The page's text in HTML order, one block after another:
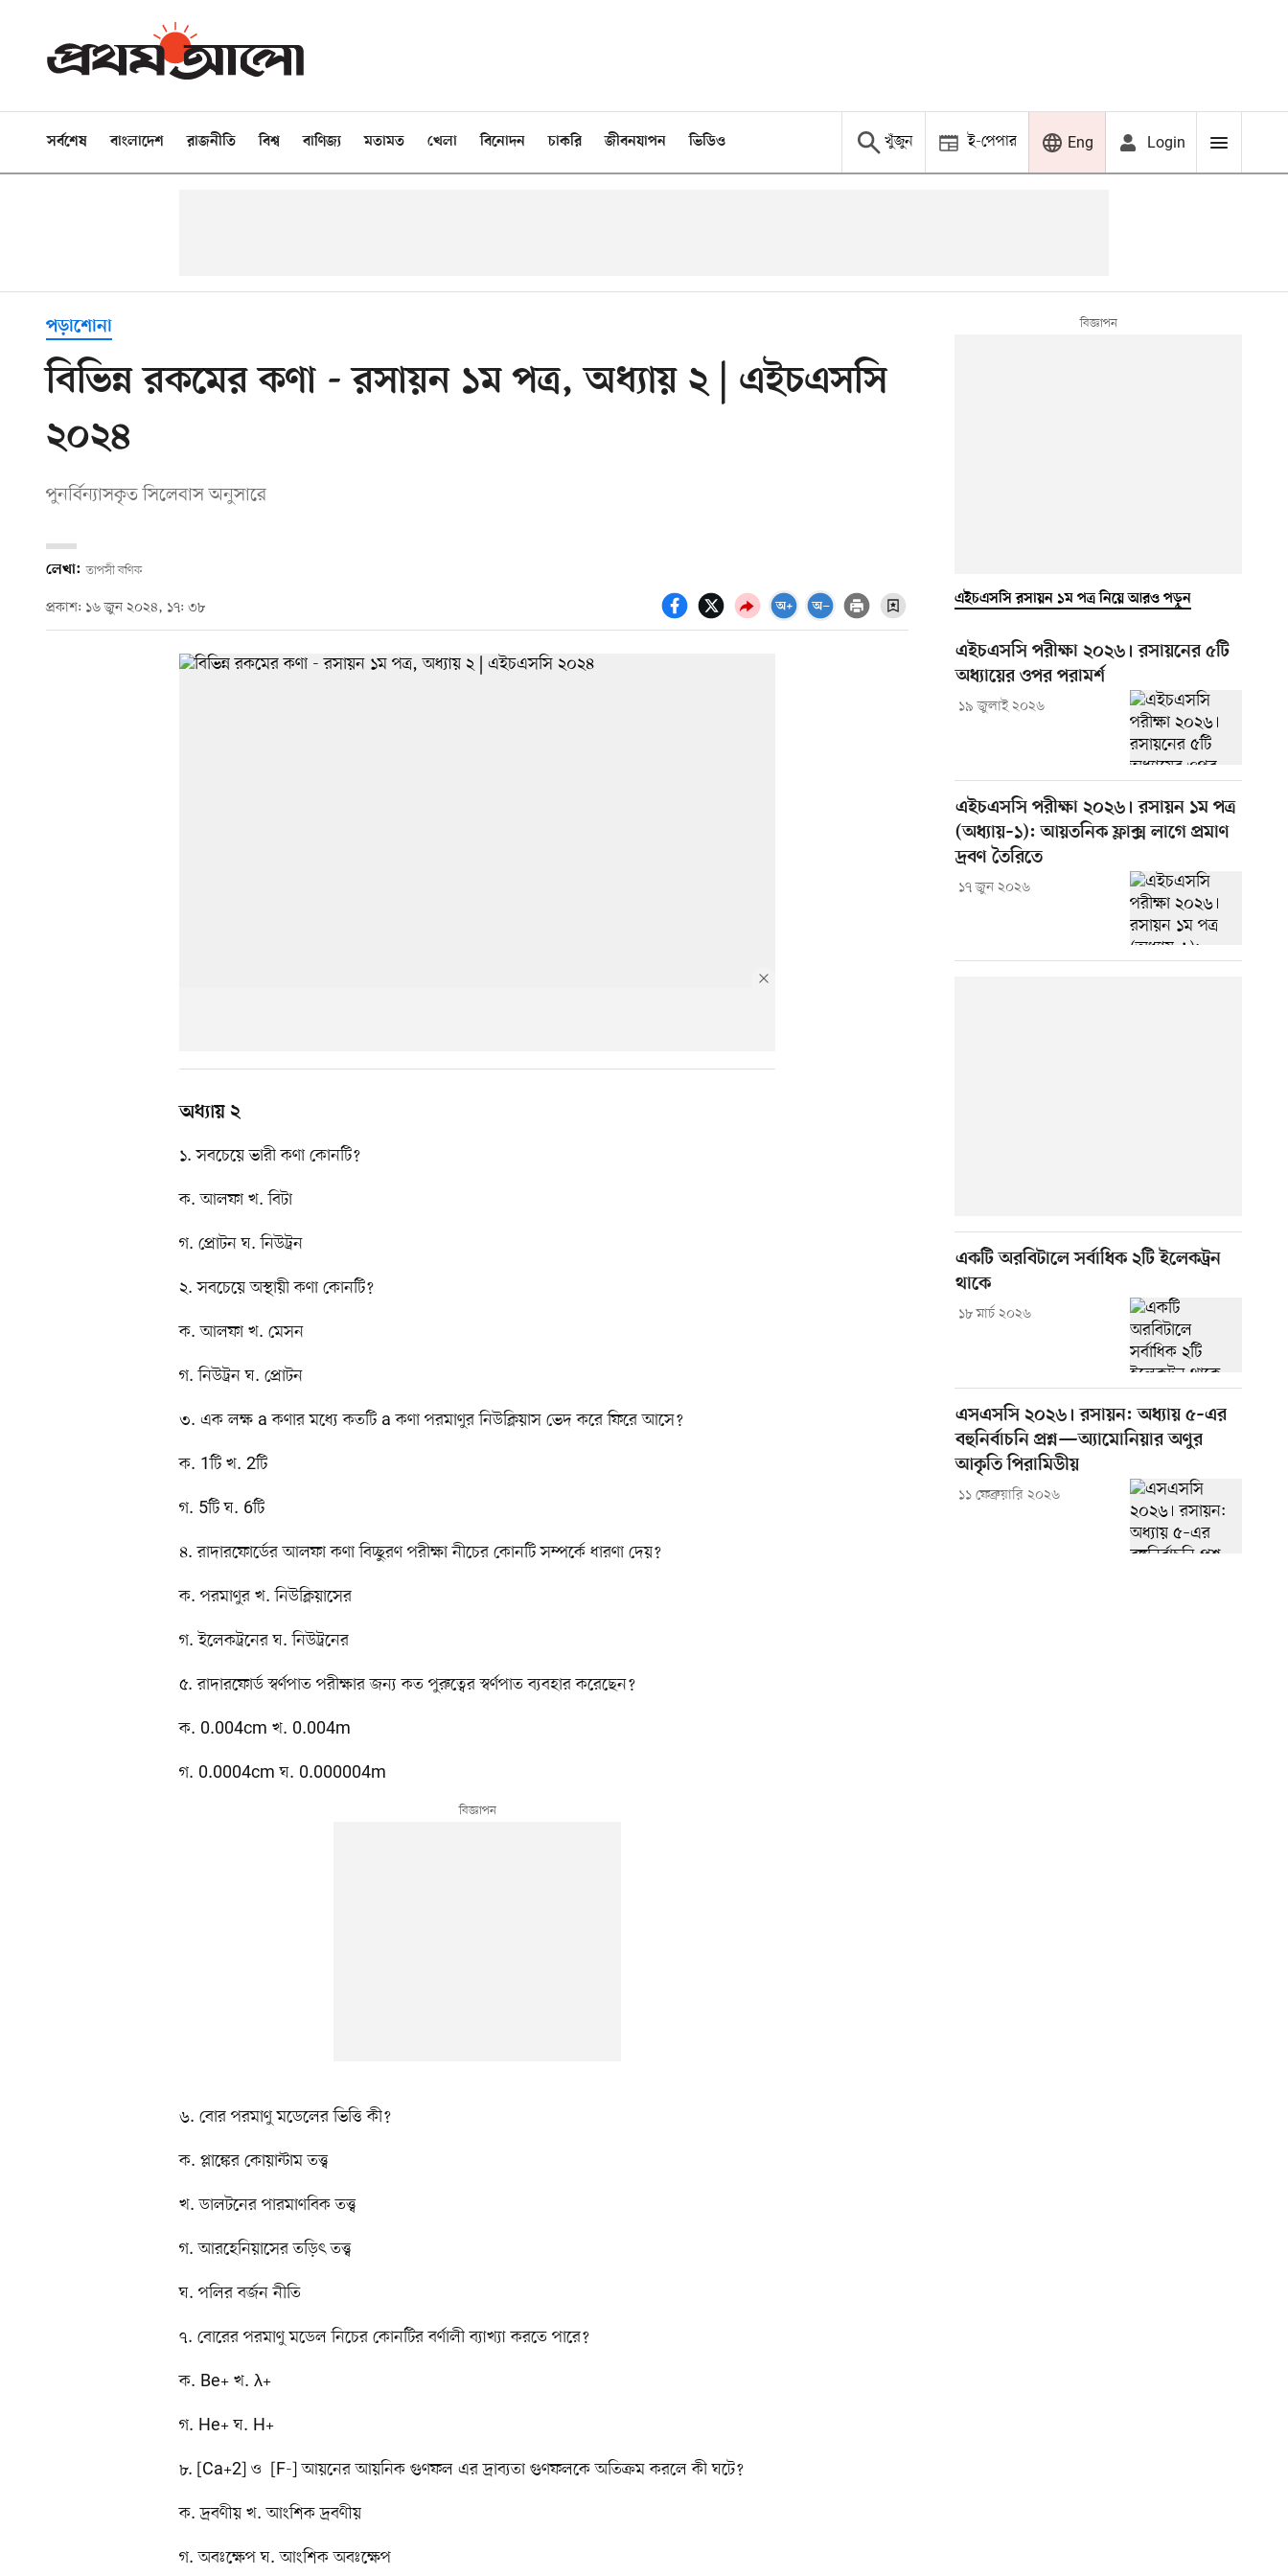
সর্বশেষ বাংলাদেশ রাজনীতি বিশ্ব বাণিজ্য মতামত খেলা বিনোদন চাকরি জীবনযাপন ভিডিও খুঁজুন ই-পেপার Eng Login
পড়াশোনা
বিভিন্ন রকমের কণা - রসায়ন ১ম পত্র, অধ্যায় ২ | এইচএসসি
২০২৪
পুনর্বিন্যাসকৃত সিলেবাস অনুসারে
লেখা: তাপসী বণিক
প্রকাশ: ১৬ জুন ২০২৪, ১৭: ৩৮
অধ্যায় ২
১. সবচেয়ে ভারী কণা কোনটি?
ক. আলফা খ. বিটা
গ. প্রোটন ঘ. নিউট্রন
২. সবচেয়ে অস্থায়ী কণা কোনটি?
ক. আলফা খ. মেসন
গ. নিউট্রন ঘ. প্রোটন
৩. এক লক্ষ a কণার মধ্যে কতটি a কণা পরমাণুর নিউক্লিয়াস ভেদ করে ফিরে আসে?
ক. 1টি খ. 2টি
গ. 5টি ঘ. 6টি
৪. রাদারফোর্ডের আলফা কণা বিচ্ছুরণ পরীক্ষা নীচের কোনটি সম্পর্কে ধারণা দেয়?
ক. পরমাণুর খ. নিউক্লিয়াসের
গ. ইলেকট্রনের ঘ. নিউট্রনের
৫. রাদারফোর্ড স্বর্ণপাত পরীক্ষার জন্য কত পুরুত্বের স্বর্ণপাত ব্যবহার করেছেন?
ক. 0.004cm খ. 0.004m
গ. 0.0004cm ঘ. 0.000004m
৬. বোর পরমাণু মডেলের ভিত্তি কী?
ক. প্লাঙ্কের কোয়ান্টাম তত্ত্ব
খ. ডালটনের পারমাণবিক তত্ত্ব
গ. আরহেনিয়াসের তড়িৎ তত্ত্ব
ঘ. পলির বর্জন নীতি
৭. বোরের পরমাণু মডেল নিচের কোনটির বর্ণালী ব্যাখ্যা করতে পারে?
ক. Be+ খ. λ+
গ. He+ ঘ. H+
৮. [Ca+2] ও [F-] আয়নের আয়নিক গুণফল এর দ্রাব্যতা গুণফলকে অতিক্রম করলে কী ঘটে?
ক. দ্রবণীয় খ. আংশিক দ্রবণীয়
গ. অবঃক্ষেপ ঘ. আংশিক অবঃক্ষেপ
এইচএসসি রসায়ন ১ম পত্র নিয়ে আরও পড়ুন
এইচএসসি পরীক্ষা ২০২৬। রসায়নের ৫টি
অধ্যায়ের ওপর পরামর্শ
১৯ জুলাই ২০২৬
এইচএসসি পরীক্ষা ২০২৬। রসায়ন ১ম পত্র
(অধ্যায়–১): আয়তনিক ফ্লাক্স লাগে প্রমাণ
দ্রবণ তৈরিতে
১৭ জুন ২০২৬
একটি অরবিটালে সর্বাধিক ২টি ইলেকট্রন
থাকে
১৮ মার্চ ২০২৬
এসএসসি ২০২৬। রসায়ন: অধ্যায় ৫–এর
বহুনির্বাচনি প্রশ্ন—অ্যামোনিয়ার অণুর
আকৃতি পিরামিডীয়
১১ ফেব্রুয়ারি ২০২৬